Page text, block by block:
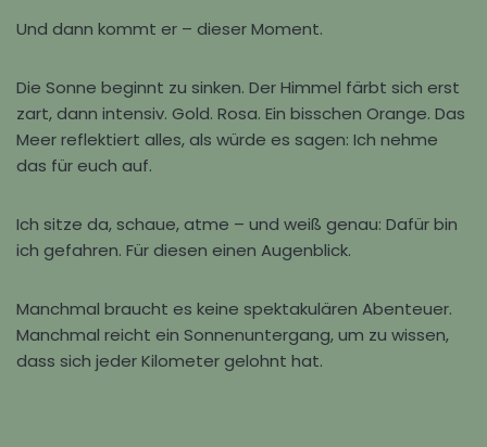
Und dann kommt er – dieser Moment.
Die Sonne beginnt zu sinken. Der Himmel färbt sich erst
zart, dann intensiv. Gold. Rosa. Ein bisschen Orange. Das
Meer reflektiert alles, als würde es sagen: Ich nehme
das für euch auf.
Ich sitze da, schaue, atme – und weiß genau: Dafür bin
ich gefahren. Für diesen einen Augenblick.
Manchmal braucht es keine spektakulären Abenteuer.
Manchmal reicht ein Sonnenuntergang, um zu wissen,
dass sich jeder Kilometer gelohnt hat.